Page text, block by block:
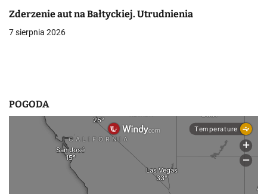
i
Zderzenie aut na Bałtyckiej. Utrudnienia
7 sierpnia 2026
POGODA